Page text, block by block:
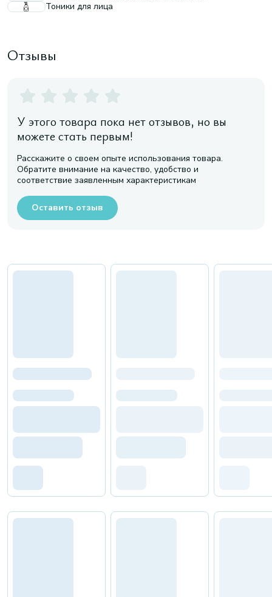
Тоники для лица
Отзывы
У этого товара пока нет отзывов, но вы
можете стать первым!
Расскажите о своем опыте использования товара.
Обратите внимание на качество, удобство и
соответствие заявленным характеристикам
Оставить отзыв